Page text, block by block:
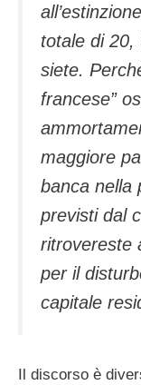
totale di 20,
siete.
francese”
maggiore
banca nella
previsti dal
ritrovereste
per il
capitale
Il discorso è